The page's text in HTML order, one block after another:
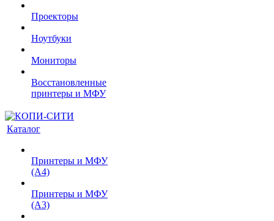
Проекторы
Ноутбуки
Мониторы
Восстановленные
принтеры и МФУ
Каталог
Принтеры и МФУ
(А4)
Принтеры и МФУ
(А3)